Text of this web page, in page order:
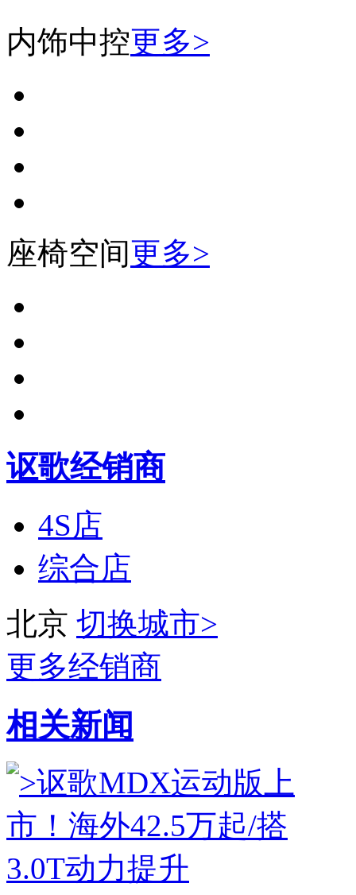
内饰中控更多>
座椅空间更多>
讴歌经销商
4S店
综合店
北京 切换城市>
更多经销商
相关新闻